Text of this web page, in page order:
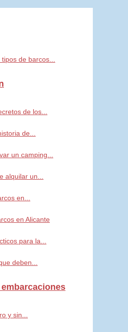
de barcos...
de los...
de...
un camping...
alquilar un...
en...
en Alicante
para la...
deben...
y sin...